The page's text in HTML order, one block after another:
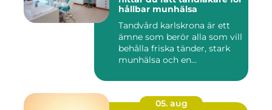
hållbar munhälsa
Tandvård karlskrona är ett
ämne som berör alla som vill
behålla friska tänder, stark
munhälsa och en...
05. aug